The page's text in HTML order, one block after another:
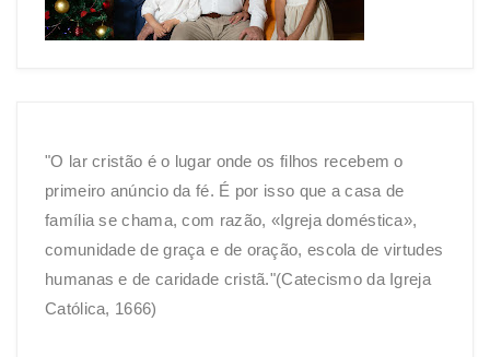
"O lar cristão é o lugar onde os filhos recebem o
primeiro anúncio da fé. É por isso que a casa de
família se chama, com razão, «Igreja doméstica»,
comunidade de graça e de oração, escola de virtudes
humanas e de caridade cristã."(Catecismo da Igreja
Católica, 1666)